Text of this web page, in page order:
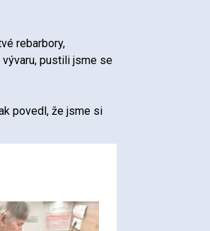
rebarbory,
pustili jsme se
povedl, že jsme si